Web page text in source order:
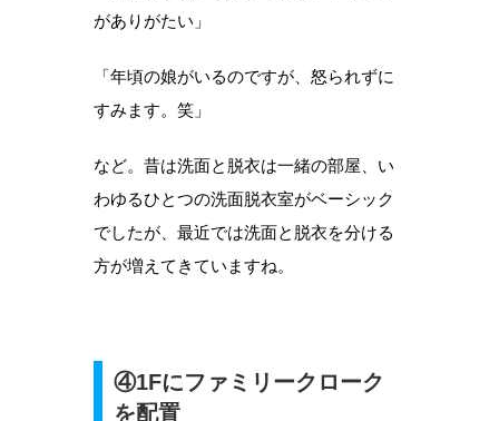
がありがたい」
「年頃の娘がいるのですが、怒られずに
すみます。笑」
など。昔は洗面と脱衣は一緒の部屋、い
わゆるひとつの洗面脱衣室がベーシック
でしたが、最近では洗面と脱衣を分ける
方が増えてきていますね。
④1Fにファミリークローク
を配置